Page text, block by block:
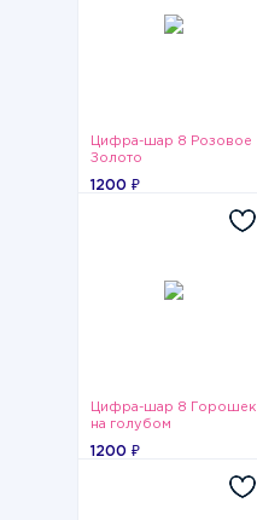
Цифра-шар 8 Розовое
Золото
1200 ₽
Цифра-шар 8 Горошек
на голубом
1200 ₽